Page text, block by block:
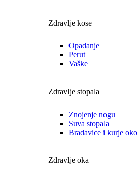
Zdravlje kose
Opadanje
Perut
Vaške
Zdravlje stopala
Znojenje nogu
Suva stopala
Bradavice i kurje oko
Zdravlje oka